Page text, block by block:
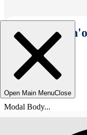
Seleziona
Open Main MenuClose
Modal Body...